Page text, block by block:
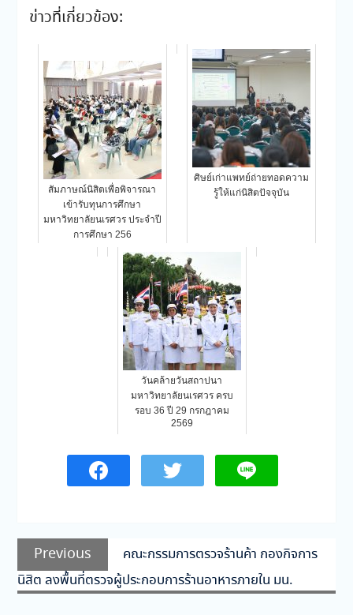
ข่าวที่เกี่ยวข้อง:
สัมภาษณ์นิสิตเพื่อพิจารณา
เข้ารับทุนการศึกษา
มหาวิทยาลัยนเรศวร ประจำปี
การศึกษา 256
ศิษย์เก่าแพทย์ถ่ายทอดความ
รู้ให้แก่นิสิตปัจจุบัน
วันคล้ายวันสถาปนา
มหาวิทยาลัยนเรศวร ครบ
รอบ 36 ปี 29 กรกฎาคม
2569
แนะแนว
เรื่อง
Previous
Previous
post:
คณะกรรมการตรวจร้านค้า กองกิจการ
นิสิต ลงพื้นที่ตรวจผู้ประกอบการร้านอาหารภายใน มน.